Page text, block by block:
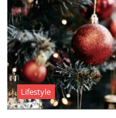
Lifestyle